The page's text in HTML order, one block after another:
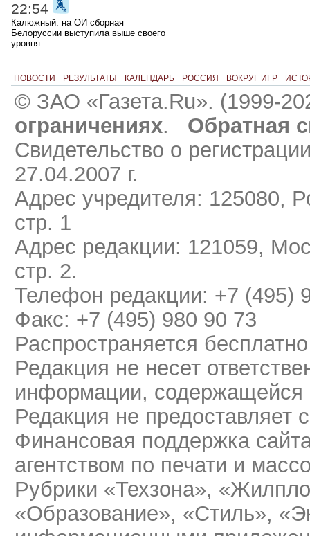
22:54
Калюжный: на ОИ сборная
Белоруссии выступила выше своего
уровня
НОВОСТИ РЕЗУЛЬТАТЫ КАЛЕНДАРЬ РОССИЯ ВОКРУГ ИГР
© ЗАО «Газета.Ru». (1999-
ограничениях.
Обратная
Свидетельство о
27.04.2007 г.
Адрес учредителя: 125080,
стр. 1
Адрес редакции: 121059,
стр. 2.
Телефон редакции: +7 (495)
Факс: +7 (495) 980 90 73
Распространяется бесплатно
Редакция не несет
информации, содержащейся
Редакция не предоставляет
Финансовая поддержка
агентством по печати и
Рубрики «Техзона»,
«Образование», «Стиль»,